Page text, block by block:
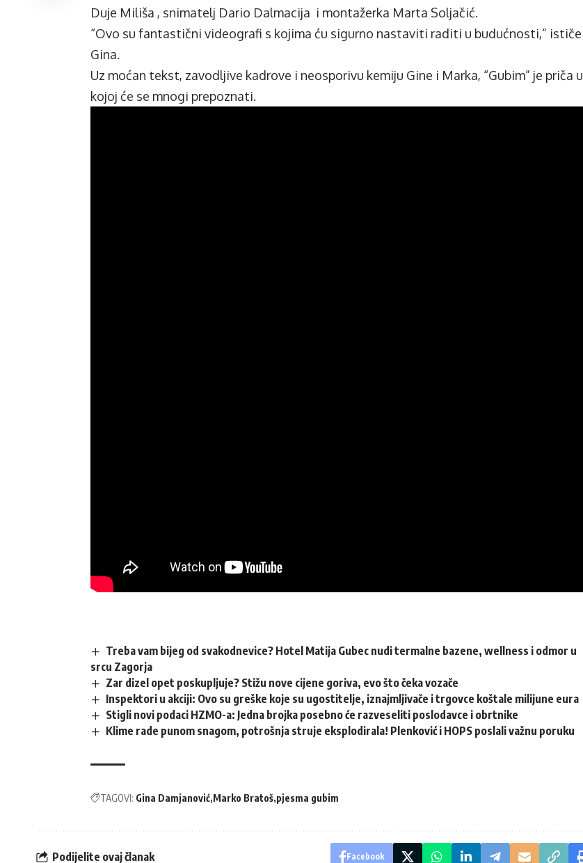
Duje Miliša , snimatelj Dario Dalmacija i montažerka Marta Soljačić.
“Ovo su fantastični videografi s kojima ću sigurno nastaviti raditi u budućnosti,” ističe
Gina.
Uz moćan tekst, zavodljive kadrove i neosporivu kemiju Gine i Marka, “Gubim” je priča u
kojoj će se mnogi prepoznati.
Treba vam bijeg od svakodnevice? Hotel Matija Gubec nudi termalne bazene, wellness i odmor u
srcu Zagorja
Zar dizel opet poskupljuje? Stižu nove cijene goriva, evo što čeka vozače
Inspektori u akciji: Ovo su greške koje su ugostitelje, iznajmljivače i trgovce koštale milijune eura
Stigli novi podaci HZMO-a: Jedna brojka posebno će razveseliti poslodavce i obrtnike
Klime rade punom snagom, potrošnja struje eksplodirala! Plenković i HOPS poslali važnu poruku
TAGOVI: Gina Damjanović Marko Bratoš pjesma gubim
Podijelite ovaj članak Facebook